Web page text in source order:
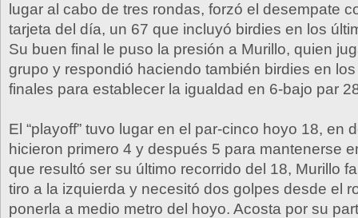
lugar al cabo de tres rondas, forzó el desempate
tarjeta del día, un 67 que incluyó birdies en los
Su buen final le puso la presión a Murillo, quien
grupo y respondió haciendo también birdies en
finales para establecer la igualdad en 6-bajo par
El “playoff” tuvo lugar en el par-cinco hoyo 18, en
hicieron primero 4 y después 5 para mantenerse
que resultó ser su último recorrido del 18, Murillo
tiro a la izquierda y necesitó dos golpes desde el
ponerla a medio metro del hoyo. Acosta por su